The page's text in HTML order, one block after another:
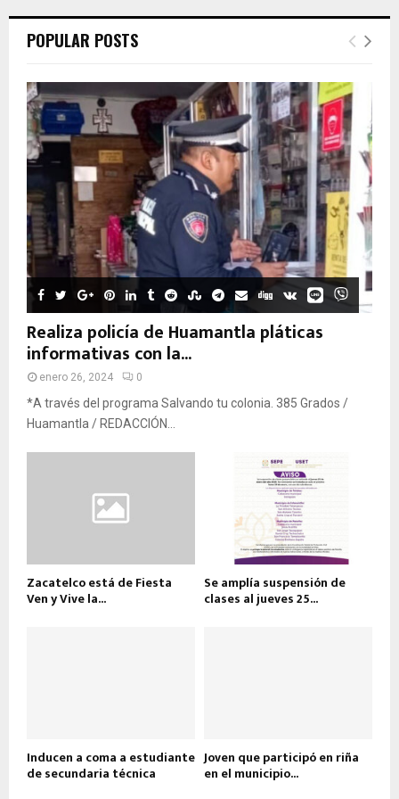
POPULAR POSTS
Realiza policía de Huamantla pláticas
informativas con la...
enero 26, 2024 0
*A través del programa Salvando tu colonia. 385 Grados /
Huamantla / REDACCIÓN...
Zacatelco está de Fiesta
Ven y Vive la...
Se amplía suspensión de
clases al jueves 25...
Inducen a coma a estudiante
de secundaria técnica
Joven que participó en riña
en el municipio...